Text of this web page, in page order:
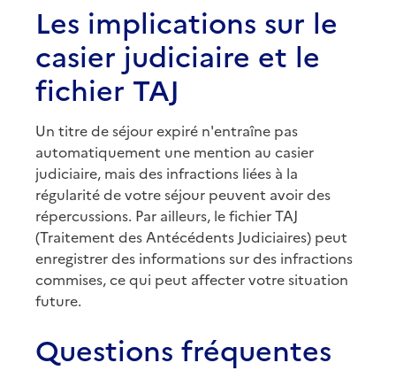
Les implications sur le
casier judiciaire et le
fichier TAJ
Un titre de séjour expiré n'entraîne pas
automatiquement une mention au casier
judiciaire, mais des infractions liées à la
régularité de votre séjour peuvent avoir des
répercussions. Par ailleurs, le fichier TAJ
(Traitement des Antécédents Judiciaires) peut
enregistrer des informations sur des infractions
commises, ce qui peut affecter votre situation
future.
Questions fréquentes